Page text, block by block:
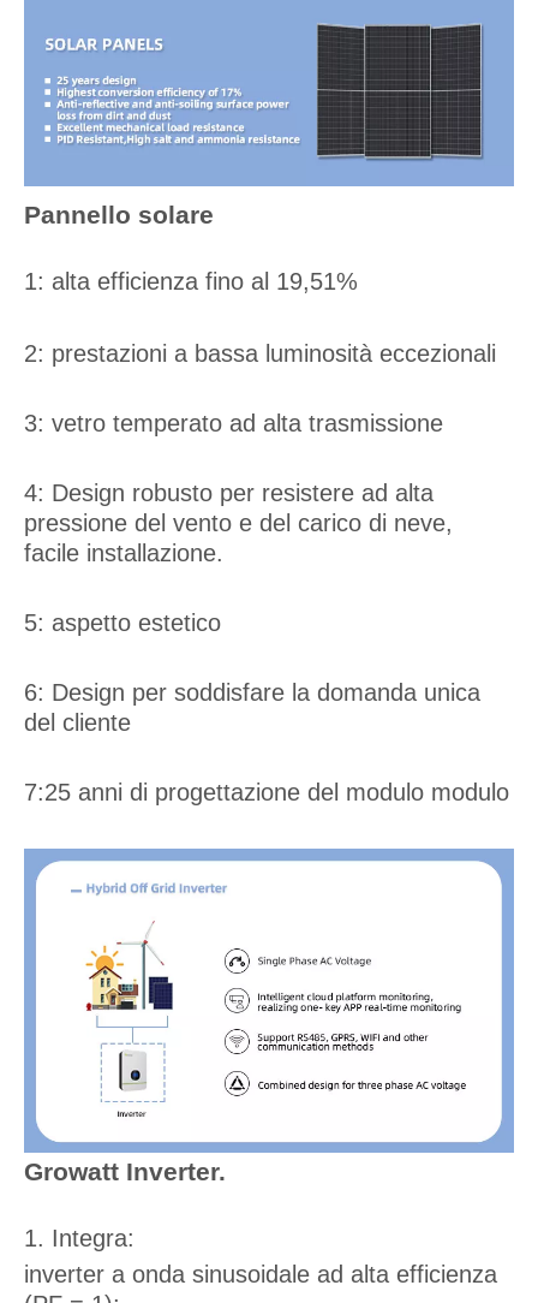
Pannello solare
1: alta efficienza fino al 19,51%
2: prestazioni a bassa luminosità eccezionali
3: vetro temperato ad alta trasmissione
4: Design robusto per resistere ad alta
pressione del vento e del carico di neve,
facile installazione.
5: aspetto estetico
6: Design per soddisfare la domanda unica
del cliente
7:25 anni di progettazione del modulo modulo
Growatt Inverter.
1. Integra:
inverter a onda sinusoidale ad alta efficienza